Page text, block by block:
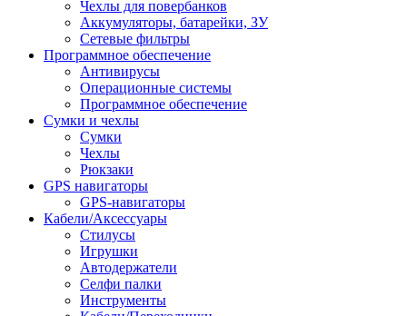
Чехлы для повербанков
Аккумуляторы, батарейки, ЗУ
Сетевые фильтры
Программное обеспечение
Антивирусы
Операционные системы
Программное обеспечение
Сумки и чехлы
Сумки
Чехлы
Рюкзаки
GPS навигаторы
GPS-навигаторы
Кабели/Аксессуары
Стилусы
Игрушки
Автодержатели
Селфи палки
Инструменты